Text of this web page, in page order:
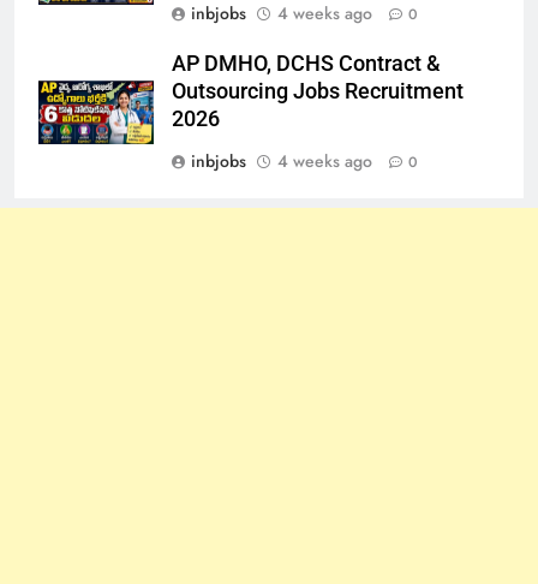
inbjobs
4 weeks ago 0
AP DMHO, DCHS Contract &
Outsourcing Jobs Recruitment
2026
inbjobs
4 weeks ago 0